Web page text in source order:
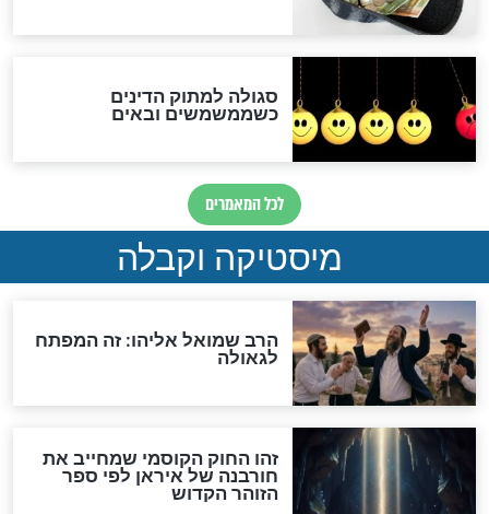
"מודה לקב"ה על כל השנים"
לכל המאמרים
אחרית הימים
האם אפשר לחשב את הקץ?